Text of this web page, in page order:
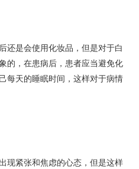
是会使用化妆品，但是对于白
的，在患病后，患者应当避免化
每天的睡眠时间，这样对于病情
紧张和焦虑的心态，但是这样